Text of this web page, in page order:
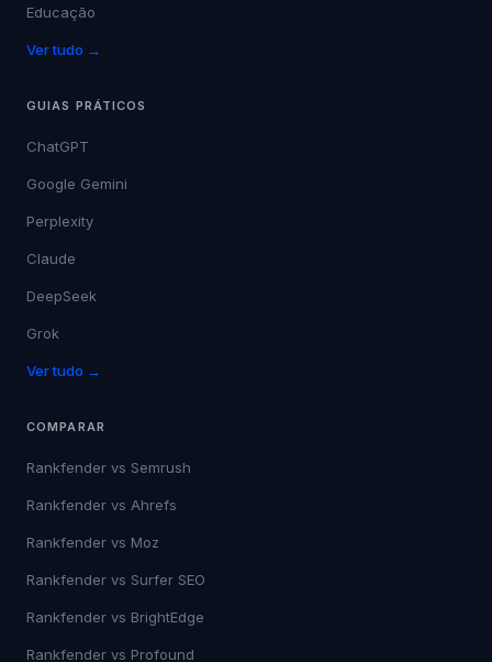
Educação
Ver tudo →
GUIAS PRÁTICOS
ChatGPT
Google Gemini
Perplexity
Claude
DeepSeek
Grok
Ver tudo →
COMPARAR
Rankfender vs Semrush
Rankfender vs Ahrefs
Rankfender vs Moz
Rankfender vs Surfer SEO
Rankfender vs BrightEdge
Rankfender vs Profound